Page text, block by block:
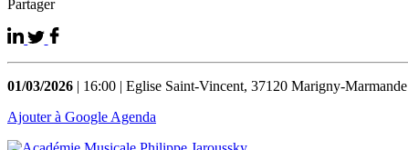
Partager
01/03/2026 | 16:00 | Eglise Saint-Vincent, 37120 Marigny-Marmande
Ajouter à Google Agenda